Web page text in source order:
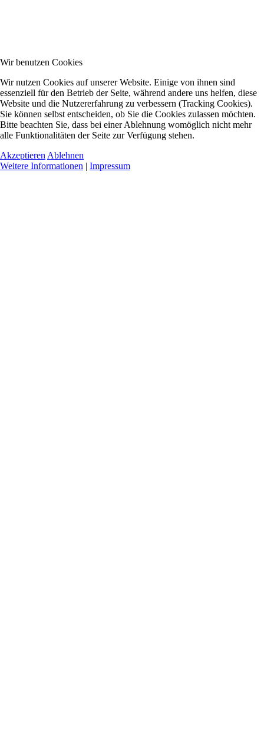
Wir benutzen Cookies
Wir nutzen Cookies auf unserer Website. Einige von ihnen sind
essenziell für den Betrieb der Seite, während andere uns helfen, diese
Website und die Nutzererfahrung zu verbessern (Tracking Cookies).
Sie können selbst entscheiden, ob Sie die Cookies zulassen möchten.
Bitte beachten Sie, dass bei einer Ablehnung womöglich nicht mehr
alle Funktionalitäten der Seite zur Verfügung stehen.
Akzeptieren Ablehnen
Weitere Informationen | Impressum